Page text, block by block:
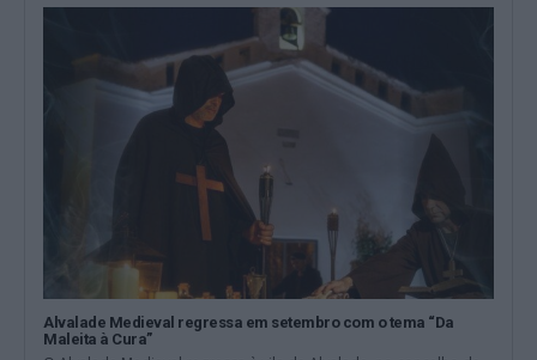
Alvalade Medieval regressa em setembro com o tema “Da
Maleita à Cura”